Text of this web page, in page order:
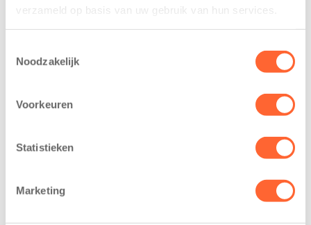
verzameld op basis van uw gebruik van hun services.
Noodzakelijk
Voorkeuren
Statistieken
Marketing
Leeuwarden –
Kids First
heeft een
gezet voor de
kindcentrum in
Leeuwarden Zuid.
13 mei 2026
deelnemers van
Noord-Nederland
Kinderopvang is